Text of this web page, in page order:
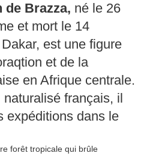
de Brazza, né le 26
et mort le 14
est une figure
et de la
en Afrique centrale.
français, il
expéditions dans le